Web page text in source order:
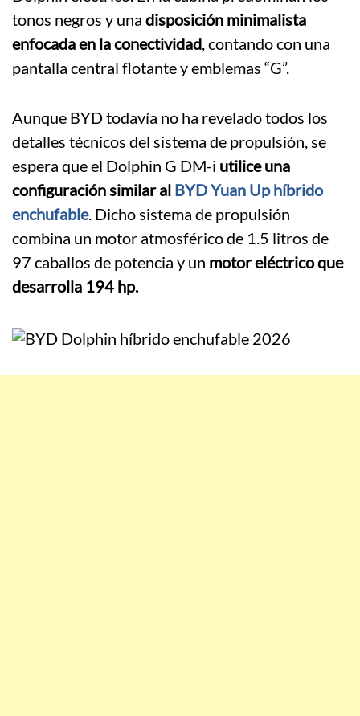
tonos negros y una disposición minimalista
enfocada en la conectividad, contando con una
pantalla central flotante y emblemas “G”.
Aunque BYD todavía no ha revelado todos los
detalles técnicos del sistema de propulsión, se
espera que el Dolphin G DM-i utilice una
configuración similar al BYD Yuan Up híbrido
enchufable. Dicho sistema de propulsión
combina un motor atmosférico de 1.5 litros de
97 caballos de potencia y un motor eléctrico que
desarrolla 194 hp.